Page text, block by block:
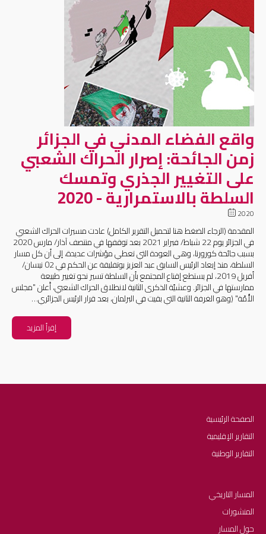
واقع الفضاء المدني في الجزائر
زمن الجائحة: إصرار الحراك الشعبي
على التغيير الجذري وتمسك
السلطة بالاستمرارية - 2020
2020
المقدمة (الرجاء الضغط هنا لتحميل التقرير الكامل) عادت مسيرات الحراك الشعبي
في الجزائر يوم 22 شباط/ فبراير 2021 بعد توقفها في منتصف آذار/ مارس 2020
بسبب جائحة كورورنا، وهي العودة التي تعطي مؤشرات عديدة، إلى أن كل مسار
السلطة، منذ إبعاد الرئيس السابق عبد العزيز بوتفليقة عن الحكم في 02 نيسان/
أفريل 2019، لم يستطع إقناع المجتمع بأن السلطة تسير نحو تغيير طبيعة
ممارستها في الجزائر. وعشيّة الذكرى الثانية لانطلاق الحراك الشعبي، أَعلن "مجلس
الأُمّة" (وهو الغرفة الثانية التي بقيت في البرلمان، بعد قرار الرئيس الجزائري…
إقرأ المزيد
الصفحة الرئيسية
التقارير الإقليمية
التقارير الوطنية
المسار التاريخي
المنشورات
حول المسار